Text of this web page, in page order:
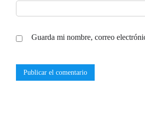
Guarda mi nombre, correo